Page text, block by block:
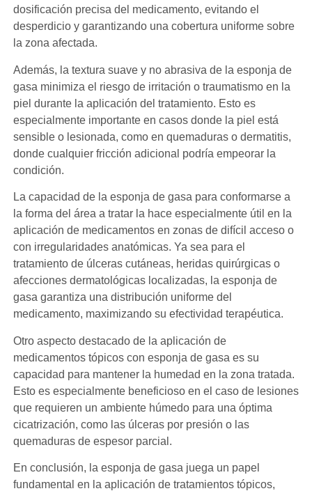
dosificación precisa del medicamento, evitando el
desperdicio y garantizando una cobertura uniforme sobre
la zona afectada.
Además, la textura suave y no abrasiva de la esponja de
gasa minimiza el riesgo de irritación o traumatismo en la
piel durante la aplicación del tratamiento. Esto es
especialmente importante en casos donde la piel está
sensible o lesionada, como en quemaduras o dermatitis,
donde cualquier fricción adicional podría empeorar la
condición.
La capacidad de la esponja de gasa para conformarse a
la forma del área a tratar la hace especialmente útil en la
aplicación de medicamentos en zonas de difícil acceso o
con irregularidades anatómicas. Ya sea para el
tratamiento de úlceras cutáneas, heridas quirúrgicas o
afecciones dermatológicas localizadas, la esponja de
gasa garantiza una distribución uniforme del
medicamento, maximizando su efectividad terapéutica.
Otro aspecto destacado de la aplicación de
medicamentos tópicos con esponja de gasa es su
capacidad para mantener la humedad en la zona tratada.
Esto es especialmente beneficioso en el caso de lesiones
que requieren un ambiente húmedo para una óptima
cicatrización, como las úlceras por presión o las
quemaduras de espesor parcial.
En conclusión, la esponja de gasa juega un papel
fundamental en la aplicación de tratamientos tópicos,